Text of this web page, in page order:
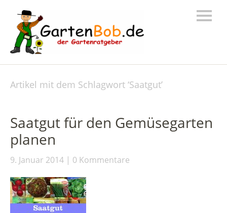
Artikel mit dem Schlagwort ‘Saatgut’
Saatgut für den Gemüsegarten
planen
9. Januar 2014 0 Kommentare